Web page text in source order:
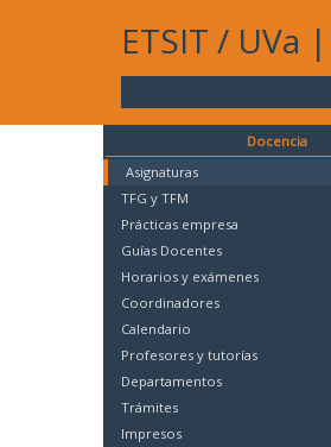
ETSIT / UVa |
Docencia
Asignaturas
TFG y TFM
Prácticas empresa
Guías Docentes
Horarios y exámenes
Coordinadores
Calendario
Profesores y tutorías
Departamentos
Trámites
Impresos